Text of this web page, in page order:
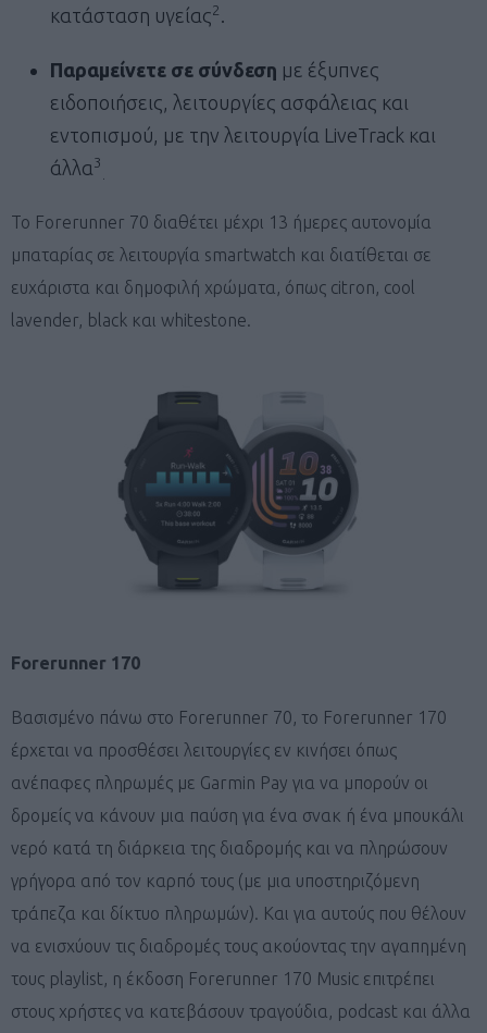
κατάσταση υγείας2.
Παραμείνετε σε σύνδεση με έξυπνες
ειδοποιήσεις, λειτουργίες ασφάλειας και
εντοπισμού, με την λειτουργία LiveTrack και
άλλα3
Το Forerunner 70 διαθέτει μέχρι 13 ήμερες αυτονομία
μπαταρίας σε λειτουργία smartwatch και διατίθεται σε
ευχάριστα και δημοφιλή χρώματα, όπως citron, cool
lavender, black και whitestone.
Forerunner 170
Βασισμένο πάνω στο Forerunner 70, το Forerunner 170
έρχεται να προσθέσει λειτουργίες εν κινήσει όπως
ανέπαφες πληρωμές με Garmin Pay για να μπορούν οι
δρομείς να κάνουν μια παύση για ένα σνακ ή ένα μπουκάλι
νερό κατά τη διάρκεια της διαδρομής και να πληρώσουν
γρήγορα από τον καρπό τους (με μια υποστηριζόμενη
τράπεζα και δίκτυο πληρωμών). Και για αυτούς που θέλουν
να ενισχύουν τις διαδρομές τους ακούοντας την αγαπημένη
τους playlist, η έκδοση Forerunner 170 Music επιτρέπει
στους χρήστες να κατεβάσουν τραγούδια, podcast και άλλα